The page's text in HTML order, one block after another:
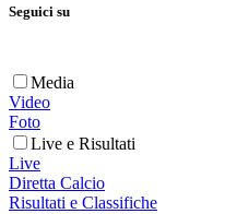
Seguici su
Media
Video
Foto
Live e Risultati
Live
Diretta Calcio
Risultati e Classifiche